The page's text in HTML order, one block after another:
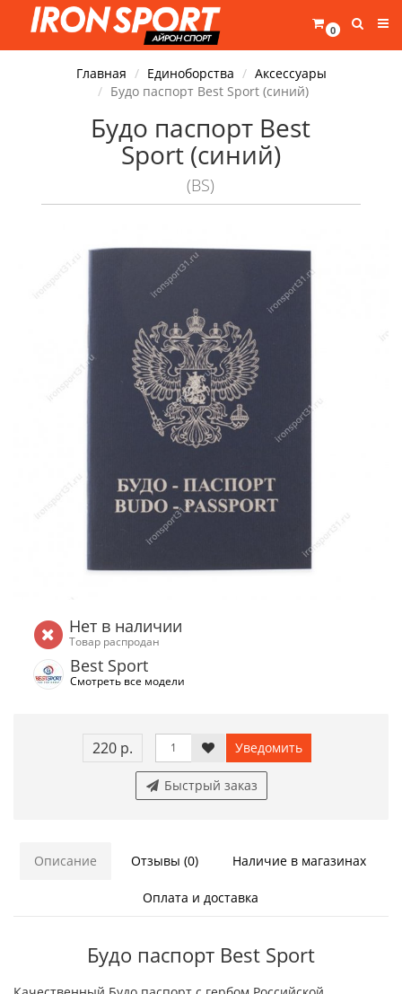
0
Главная Единоборства
Аксессуары
Будо паспорт Best Sport (синий)
Будо паспорт Best
Sport (синий)
(BS)
Нет в наличии
Товар распродан
Best Sport
Смотреть все модели
220 р. Уведомить
Быстрый заказ
Описание Отзывы (0) Наличие в магазинах
Оплата и доставка
Будо паспорт Best Sport